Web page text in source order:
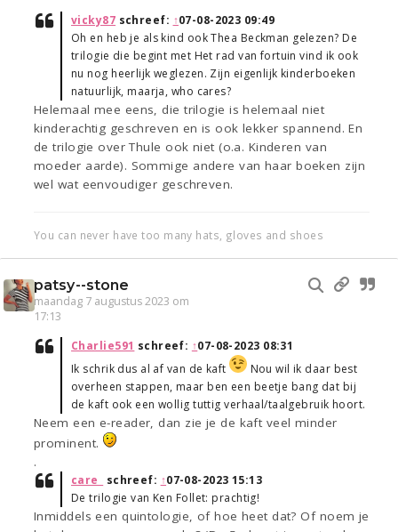
vicky87 schreef: ↑07-08-2023 09:49
Oh en heb je als kind ook Thea Beckman gelezen? De
trilogie die begint met Het rad van fortuin vind ik ook
nu nog heerlijk weglezen. Zijn eigenlijk kinderboeken
natuurlijk, maarja, who cares?
Helemaal mee eens, die trilogie is helemaal niet
kinderachtig geschreven en is ook lekker spannend. En
de trilogie over Thule ook niet (o.a. Kinderen van
moeder aarde). Sommige andere van haar boeken zijn
wel wat eenvoudiger geschreven.
You can never have too many hats, gloves and shoes
patsy--stone
maandag 7 augustus 2023 om
17:13
Charlie591 schreef: ↑07-08-2023 08:31
Ik schrik dus al af van de kaft
Nou wil ik daar best
overheen stappen, maar ben een beetje bang dat bij
de kaft ook een wollig tuttig verhaal/taalgebruik hoort.
Neem een e-reader, dan zie je de kaft veel minder
prominent.
.
care_ schreef: ↑07-08-2023 15:13
De trilogie van Ken Follet: prachtig!
Inmiddels een quintologie, of hoe heet dat? Of noem je